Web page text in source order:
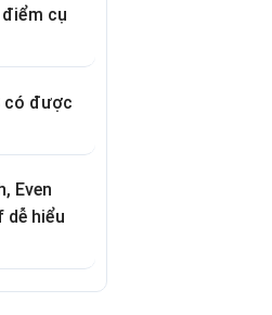
cụ
có được
Even
dễ hiểu